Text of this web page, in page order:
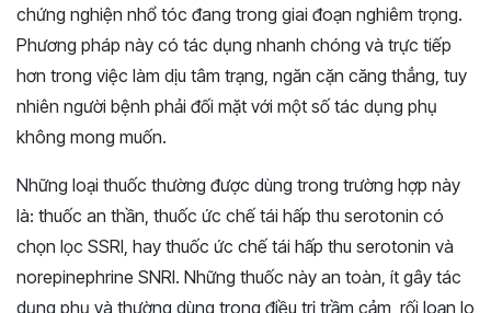
chứng nghiện nhổ tóc đang trong giai đoạn nghiêm trọng.
Phương pháp này có tác dụng nhanh chóng và trực tiếp
hơn trong việc làm dịu tâm trạng, ngăn cặn căng thẳng, tuy
nhiên người bệnh phải đối mặt với một số tác dụng phụ
không mong muốn.
Những loại thuốc thường được dùng trong trường hợp này
là: thuốc an thần, thuốc ức chế tái hấp thu serotonin có
chọn lọc SSRI, hay thuốc ức chế tái hấp thu serotonin và
norepinephrine SNRI. Những thuốc này an toàn, ít gây tác
dụng phụ và thường dùng trong điều trị trầm cảm, rối loạn lo